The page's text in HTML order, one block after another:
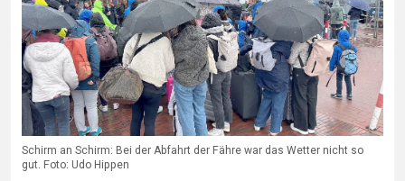
Schirm an Schirm: Bei der Abfahrt der Fähre war das Wetter nicht so
gut. Foto: Udo Hippen